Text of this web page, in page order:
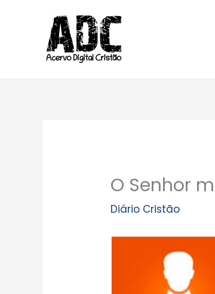
conteúdo
O Senhor
Diário Cristão